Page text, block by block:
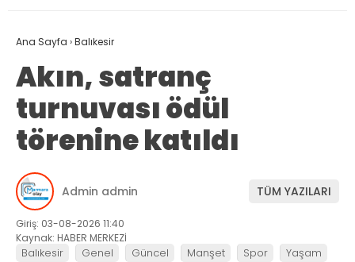
Ana Sayfa ›Balıkesir
Akın, satranç
turnuvası ödül
törenine katıldı
Admin admin TÜM YAZILARI
Giriş: 03-08-2026 11:40
Kaynak: HABER MERKEZİ
Balıkesir Genel Güncel Manşet Spor Yaşam